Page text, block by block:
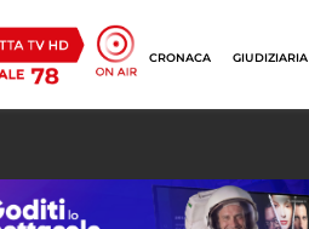
CRONACA GIUDIZIARIA